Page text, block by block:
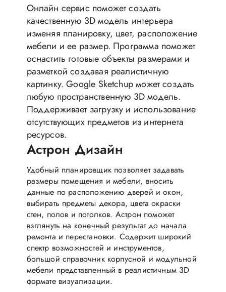
Онлайн сервис поможет создать
качественную 3D модель интерьера
изменяя планировку, цвет, расположение
мебели и ее размер. Программа поможет
оснастить готовые объекты размерами и
разметкой создавая реалистичную
картинку. Google Sketchup может создать
любую пространственную 3D модель.
Поддерживает загрузку и использование
отсутствующих предметов из интернета
ресурсов.
Астрон Дизайн
Удобный планировщик позволяет задавать
размеры помещения и мебели, вносить
данные по расположению дверей и окон,
выбирать предметы декора, цвета окраски
стен, полов и потолков. Астрон поможет
взглянуть на конечный результат до начала
ремонта и перестановки. Содержит широкий
спектр возможностей и инструментов,
большой справочник корпусной и модульной
мебели представленный в реалистичным 3D
формате визуализации.